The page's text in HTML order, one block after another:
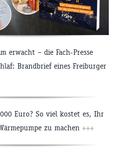
erwacht – die Fach-Presse
Brandbrief eines Freiburger
Euro? So viel kostet es, Ihr
zu machen +++